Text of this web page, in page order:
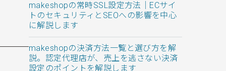
makeshopの常時SSL設定方法｜ECサイ
トのセキュリティとSEOへの影響を中心
に解説します
makeshopの決済方法一覧と選び方を解
説。認定代理店が、売上を逃さない決済
設定のポイントを解説します